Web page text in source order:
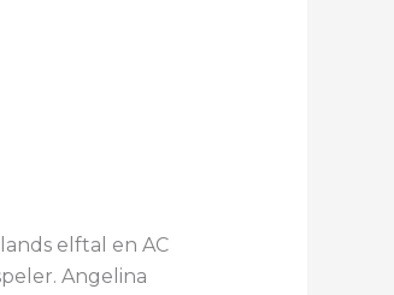
elftal en AC
Angelina